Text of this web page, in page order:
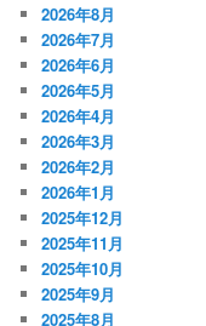
2026年8月
2026年7月
2026年6月
2026年5月
2026年4月
2026年3月
2026年2月
2026年1月
2025年12月
2025年11月
2025年10月
2025年9月
2025年8月